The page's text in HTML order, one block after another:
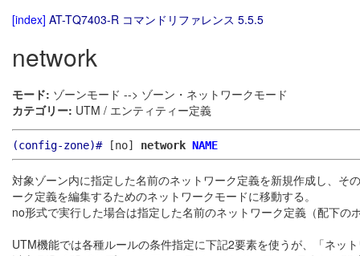
[index] AT-TQ7403-R コマンドリファレンス 5.5.5
network
モード: ゾーンモード --> ゾーン・ネットワークモード
カテゴリー: UTM / エンティティー定義
(config-zone)#[no] network NAME
対象ゾーン内に指定した名前のネットワーク定義を新規作成し、
ーク定義を編集するためのネットワークモードに移動する。
no形式で実行した場合は指定した名前のネットワーク定義（配下
UTM機能では各種ルールの条件指定に下記2要素を使うが、「ネッ